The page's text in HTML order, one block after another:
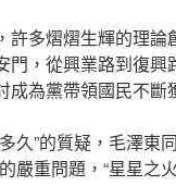
許多熠熠生輝的理
門，從興業路到復
成為黨帶領國民不斷
久”的質疑，毛澤
嚴重問題，“星星之